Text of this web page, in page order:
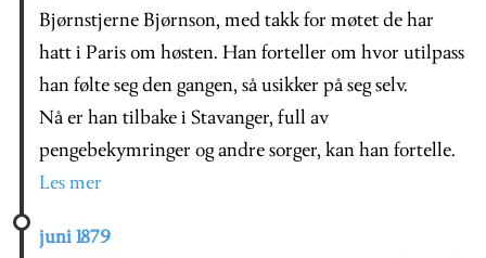
Bjørnstjerne Bjørnson, med takk for møtet de har
hatt i Paris om høsten. Han forteller om hvor utilpass
han følte seg den gangen, så usikker på seg selv.
Nå er han tilbake i Stavanger, full av
pengebekymringer og andre sorger, kan han fortelle.
Les mer
juni 1879